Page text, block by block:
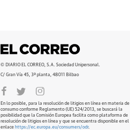
© DIARIO EL CORREO, S.A. Sociedad Unipersonal.
C/ Gran Vía 45, 3ª planta, 48011 Bilbao
En lo posible, para la resolución de litigios en línea en materia de
consumo conforme Reglamento (UE) 524/2013, se buscará la
posibilidad que la Comisión Europea facilita como plataforma de
resolución de litigios en línea y que se encuentra disponible en el
enlace https://ec.europa.eu/consumers/odr.